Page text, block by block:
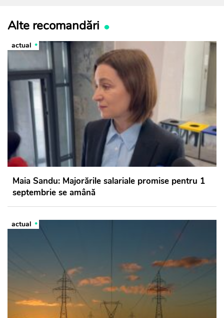
Alte recomandări
actual
Maia Sandu: Majorările salariale promise pentru 1
septembrie se amână
actual